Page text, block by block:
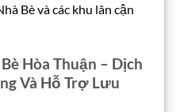
Bè và các khu lân cận
Hòa Thuận – Dịch
Và Hỗ Trợ Lưu